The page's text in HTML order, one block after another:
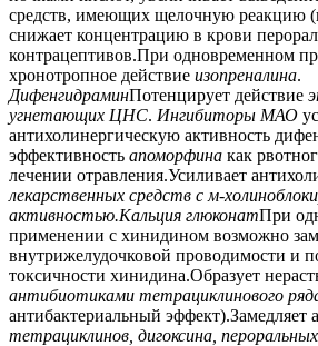
средств, имеющих щелочную реакцию
снижает концентрацию в крови
контрацептивов.При одновременном
хронотропное действие изопреналина.
ДифенгидраминПотенцирует действие
угнетающих ЦНС. Ингибиторы МАО
антихолинергическую активность
эффективность апоморфина как
лечении отравления.Усиливает
лекарственных средств с м-
активностью.Кальция глюконатПри
применении с хинидином возможно
внутрижелудочковой проводимости и
токсичности хинидина.Образует
антибиотиками тетрациклинового
антибактериальный эффект).Замедляет
тетрациклинов, дигоксина,